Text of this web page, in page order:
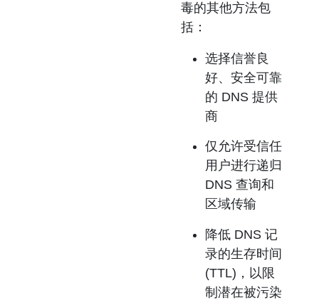
毒的其他方法包
括：
选择信誉良
好、安全可靠
的 DNS 提供
商
仅允许受信任
用户进行递归
DNS 查询和
区域传输
降低 DNS 记
录的生存时间
(TTL)，以限
制潜在被污染